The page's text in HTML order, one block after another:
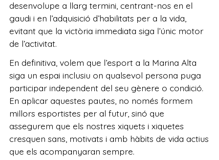
desenvolupe a llarg termini, centrant-nos en el
gaudi i en l’adquisició d’habilitats per a la vida,
evitant que la victòria immediata siga l’únic motor
de l’activitat.
En definitiva, volem que l’esport a la Marina Alta
siga un espai inclusiu on qualsevol persona puga
participar independent del seu gènere o condició.
En aplicar aquestes pautes, no només formem
millors esportistes per al futur, sinó que
assegurem que els nostres xiquets i xiquetes
cresquen sans, motivats i amb hàbits de vida actius
que els acompanyaran sempre.